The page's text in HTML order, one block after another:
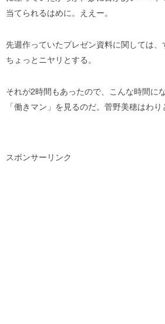
当てられるはめに。ええー。
先週作っていたプレゼン資料に関しては
ちょっとニヤリとする。
それが2時間もあったので、こんな時間に
「働きマン」を見るのだ。菅野美穂はわり
スポンサーリンク